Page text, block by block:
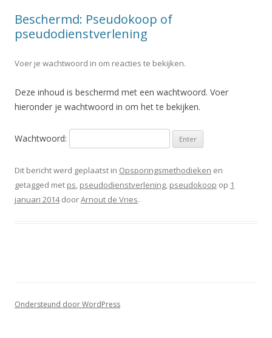
Beschermd: Pseudokoop of
pseudodienstverlening
Voer je wachtwoord in om reacties te bekijken.
Deze inhoud is beschermd met een wachtwoord. Voer
hieronder je wachtwoord in om het te bekijken.
Wachtwoord:
Dit bericht werd geplaatst in Opsporingsmethodieken en
getagged met ps, pseudodienstverlening, pseudokoop op 1
januari 2014doorArnout de Vries.
Ondersteund door WordPress